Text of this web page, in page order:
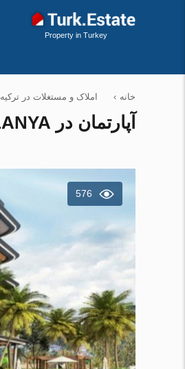
Property in Turkey
خانه › املاک و مستغلات در ترکیه
آپارتمان در ALANYA ، ترکیه 1 خوابه ، 40 متر مربع. شماره 58994
576